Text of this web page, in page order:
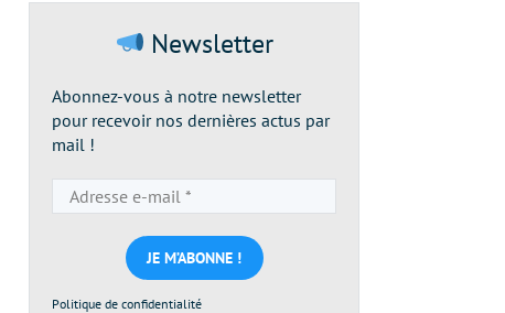
Newsletter
Abonnez-vous à notre newsletter
pour recevoir nos dernières actus par
mail !
e-
mail
*
Politique de confidentialité